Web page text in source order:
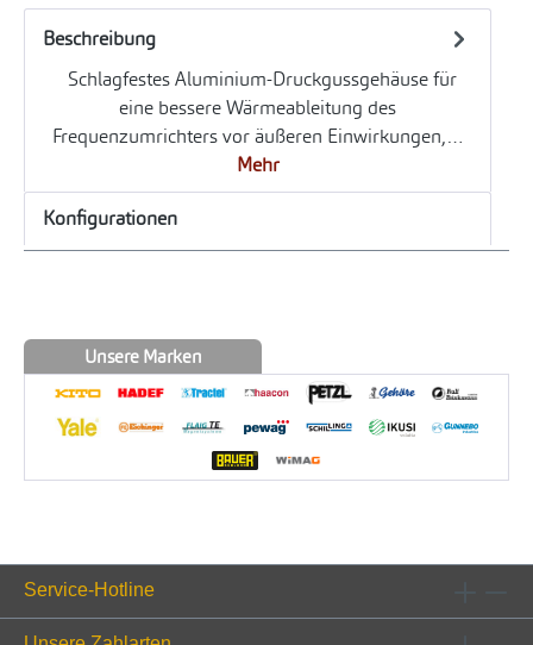
Beschreibung
Schlagfestes Aluminium-Druckgussgehäuse für
eine bessere Wärmeableitung des
Frequenzumrichters vor äußeren Einwirkungen,…
Mehr
Konfigurationen
Unsere Marken
Service-Hotline